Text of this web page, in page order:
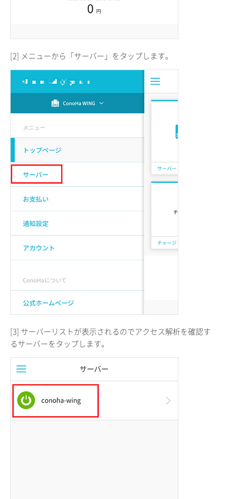
[2] メニューから「サーバー」をタップします。
[3] サーバーリストが表示されるのでアクセス解析を確認す
るサーバーをタップします。